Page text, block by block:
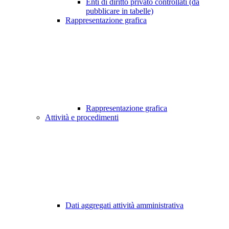
Enti di diritto privato controllati (da
pubblicare in tabelle)
Rappresentazione grafica
Rappresentazione grafica
Attività e procedimenti
Dati aggregati attività amministrativa